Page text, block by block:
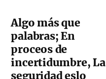
Algo más que
palabras; En
proceos de
incertidumbre, La
seguridad eslo